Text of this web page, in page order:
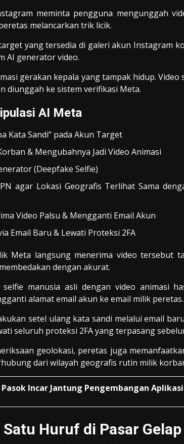
meminta pengguna mengunggah
melancarkan trik licik.
yang tersedia di galeri akun Instagram
AI generator video.
gerakan kepala yang tampak hidup.
diunggah ke sistem verifikasi Meta.
AI Meta
Kata Sandi” pada Akun Target
& Mengubahnya Jadi Video Animasi
(Deepfake Selfie)
agar Lokasi Geografis Terlihat Sama
Video Palsu & Mengganti Email Akun
Email Baru & Lewati Proteksi 2FA
Meta langsung menerima video tersebut
dengan akurat.
manusia asli dengan video animasi
alamat email akun ke email milik peretas.
setel ulang kata sandi melalui email
seluruh proteksi 2FA yang terpasang
geolokasi, peretas juga
dari wilayah geografis rutin milik
Incar Jantung Pengembangan Aplikasi
Huruf di Pasar Gelap